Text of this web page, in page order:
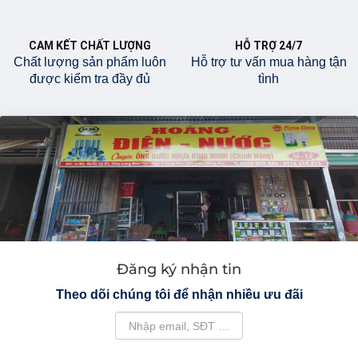
CAM KẾT CHẤT LƯỢNG
Chất lượng sản phẩm luôn
được kiểm tra đầy đủ
HỖ TRỢ 24/7
Hỗ trợ tư vấn mua hàng tận
tình
Đăng ký nhận tin
Theo dõi chúng tôi để nhận nhiều ưu đãi